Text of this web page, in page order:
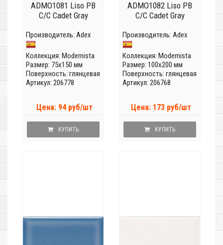
ADMO1081 Liso PB
C/C Cadet Gray
Производитель: Adex
Коллекция: Modernista
Размер: 75x150 мм
Поверхность: глянцевая
Артикул: 206778
Цена: 94 руб/шт
КУПИТЬ
ADMO1082 Liso PB
C/C Cadet Gray
Производитель: Adex
Коллекция: Modernista
Размер: 100x200 мм
Поверхность: глянцевая
Артикул: 206768
Цена: 173 руб/шт
КУПИТЬ